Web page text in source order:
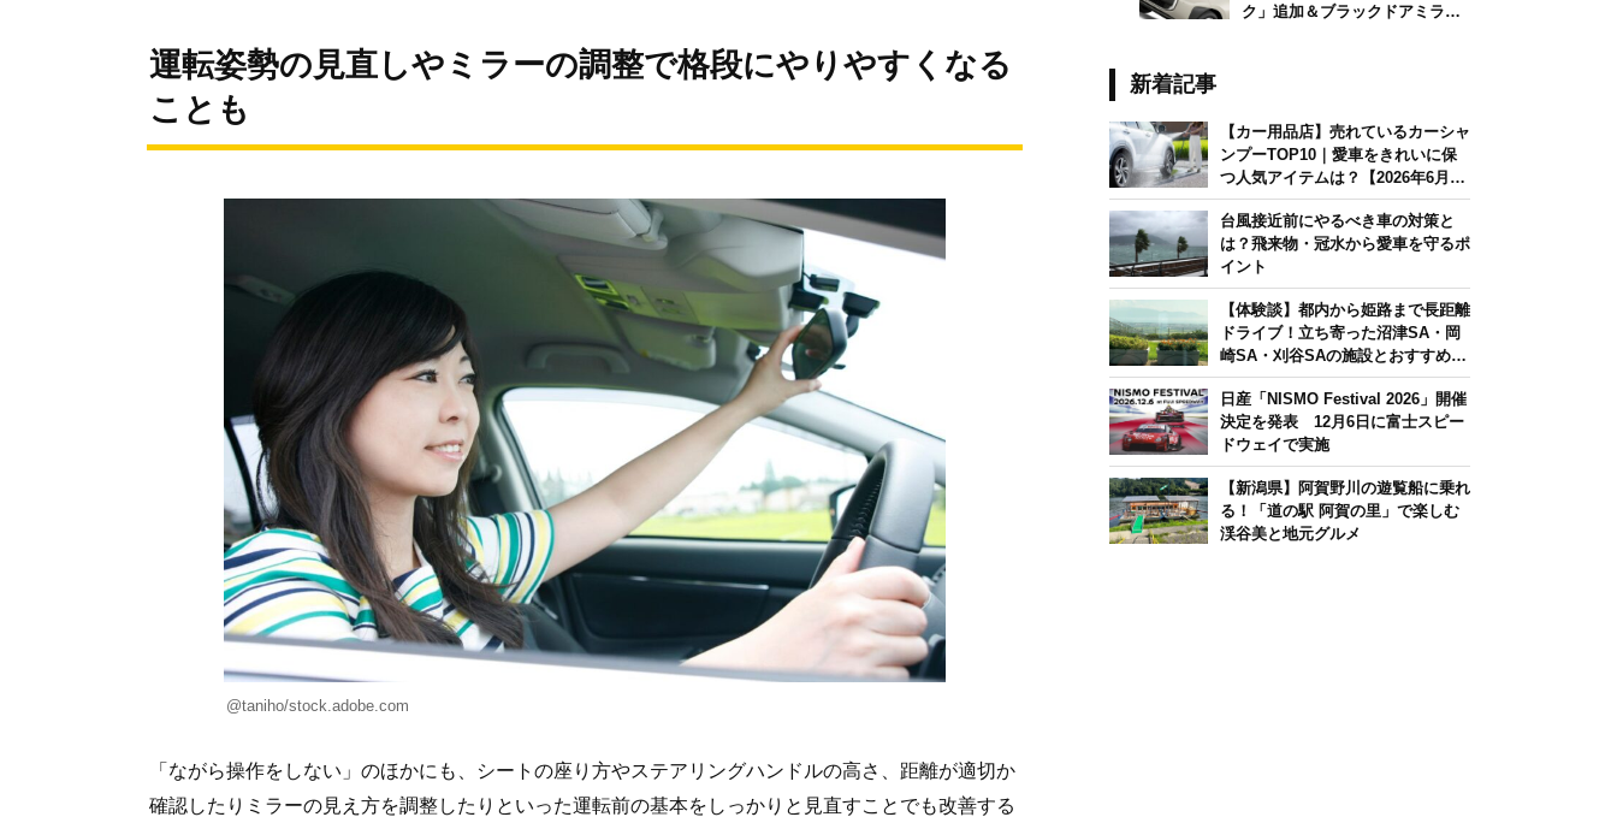
運転姿勢の見直しやミラーの調整で格段にやりやすくなる
ことも
@taniho/stock.adobe.com
「ながら操作をしない」のほかにも、シートの座り方やステアリングハンドルの高さ、距離が適切か
確認したりミラーの見え方を調整したりといった運転前の基本をしっかりと見直すことでも改善する
ク」追加＆ブラックドアミラー
新着記事
【カー用品店】売れているカーシャ
ンプーTOP10｜愛車をきれいに保
つ人気アイテムは？【2026年6月
版】
台風接近前にやるべき車の対策と
は？飛来物・冠水から愛車を守るポ
イント
【体験談】都内から姫路まで長距離
ドライブ！立ち寄った沼津SA・岡
崎SA・刈谷SAの施設とおすすめグ
ルメを紹介
日産「NISMO Festival 2026」開催
決定を発表 12月6日に富士スピー
ドウェイで実施
【新潟県】阿賀野川の遊覧船に乗れ
る！「道の駅 阿賀の里」で楽しむ
渓谷美と地元グルメ